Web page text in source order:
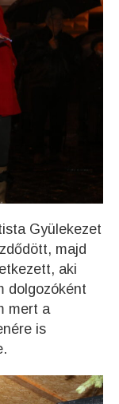
Gyülekezet
majd
aki
dolgozóként
mert a
is